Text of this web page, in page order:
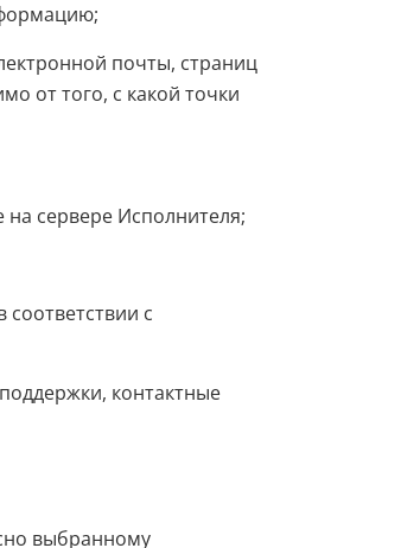
почты, страниц
от того, с какой точки
сервере Исполнителя;
соответствии с
контактные
выбранному